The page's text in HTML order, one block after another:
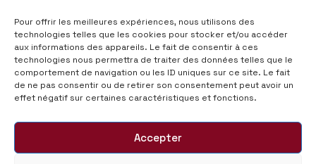
Pour offrir les meilleures expériences, nous utilisons des
technologies telles que les cookies pour stocker et/ou accéder
aux informations des appareils. Le fait de consentir à ces
technologies nous permettra de traiter des données telles que le
comportement de navigation ou les ID uniques sur ce site. Le fait
de ne pas consentir ou de retirer son consentement peut avoir un
effet négatif sur certaines caractéristiques et fonctions.
Accepter